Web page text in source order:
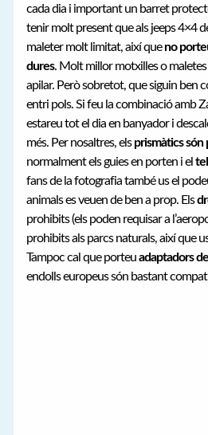
cada dia i important un barret
tenir molt present que als jeeps 4×4
maleter molt limitat, així queno
dures. Molt millor motxilles o
apilar. Però sobretot, que siguin ben
entri pols. Si feu la combinació amb
estareu tot el dia en banyador i
més. Per nosaltres, elsprismàtics són
normalment els guies en porten i el
fans de la fotografia també us el
animals es veuen de ben a prop. Els
prohibits (els poden requisar a
prohibits als parcs naturals, així que
Tampoc cal que porteuadaptadors
endolls europeus són bastant